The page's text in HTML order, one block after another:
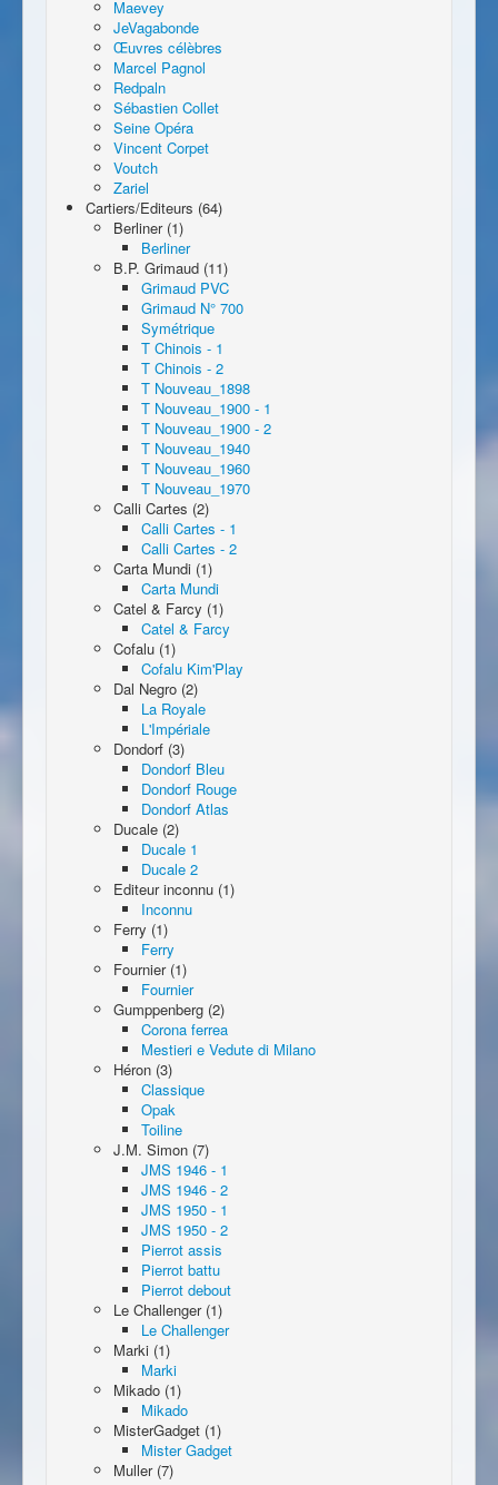
Maevey
JeVagabonde
Œuvres célèbres
Marcel Pagnol
Redpaln
Sébastien Collet
Seine Opéra
Vincent Corpet
Voutch
Zariel
Cartiers/Editeurs (64)
Berliner (1)
Berliner
B.P. Grimaud (11)
Grimaud PVC
Grimaud N° 700
Symétrique
T Chinois - 1
T Chinois - 2
T Nouveau_1898
T Nouveau_1900 - 1
T Nouveau_1900 - 2
T Nouveau_1940
T Nouveau_1960
T Nouveau_1970
Calli Cartes (2)
Calli Cartes - 1
Calli Cartes - 2
Carta Mundi (1)
Carta Mundi
Catel & Farcy (1)
Catel & Farcy
Cofalu (1)
Cofalu Kim'Play
Dal Negro (2)
La Royale
L'Impériale
Dondorf (3)
Dondorf Bleu
Dondorf Rouge
Dondorf Atlas
Ducale (2)
Ducale 1
Ducale 2
Editeur inconnu (1)
Inconnu
Ferry (1)
Ferry
Fournier (1)
Fournier
Gumppenberg (2)
Corona ferrea
Mestieri e Vedute di Milano
Héron (3)
Classique
Opak
Toiline
J.M. Simon (7)
JMS 1946 - 1
JMS 1946 - 2
JMS 1950 - 1
JMS 1950 - 2
Pierrot assis
Pierrot battu
Pierrot debout
Le Challenger (1)
Le Challenger
Marki (1)
Marki
Mikado (1)
Mikado
MisterGadget (1)
Mister Gadget
Muller (7)